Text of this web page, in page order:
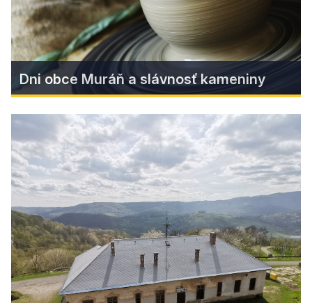
Dni obce Muráň a slávnosť kameniny
Dni obce Muráň a slávnosť
kameniny
Muráň ožije prvý júnový víkend bohatým
kultúrnym programom, historickými a
remeselnými tradíciami aj koncertami ako
Desmod a Sokoly.